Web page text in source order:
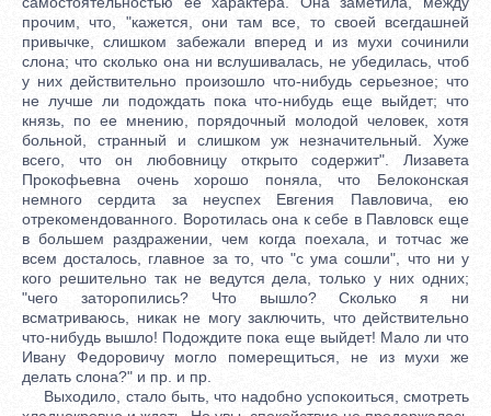
прочим, что, "кажется, они там все, то своей всегдашней
привычке, слишком забежали вперед и из мухи сочинили
слона; что сколько она ни вслушивалась, не убедилась, чтоб
у них действительно произошло что-нибудь серьезное; что
не лучше ли подождать пока что-нибудь еще выйдет; что
князь, по ее мнению, порядочный молодой человек, хотя
больной, странный и слишком уж незначительный. Хуже
всего, что он любовницу открыто содержит". Лизавета
Прокофьевна очень хорошо поняла, что Белоконская
немного сердита за неуспех Евгения Павловича, ею
отрекомендованного. Воротилась она к себе в Павловск еще
в большем раздражении, чем когда поехала, и тотчас же
всем досталось, главное за то, что "с ума сошли", что ни у
кого решительно так не ведутся дела, только у них одних;
"чего заторопились? Что вышло? Сколько я ни
всматриваюсь, никак не могу заключить, что действительно
что-нибудь вышло! Подождите пока еще выйдет! Мало ли что
Ивану Федоровичу могло померещиться, не из мухи же
делать слона?" и пр. и пр.
Выходило, стало быть, что надобно успокоиться, смотреть